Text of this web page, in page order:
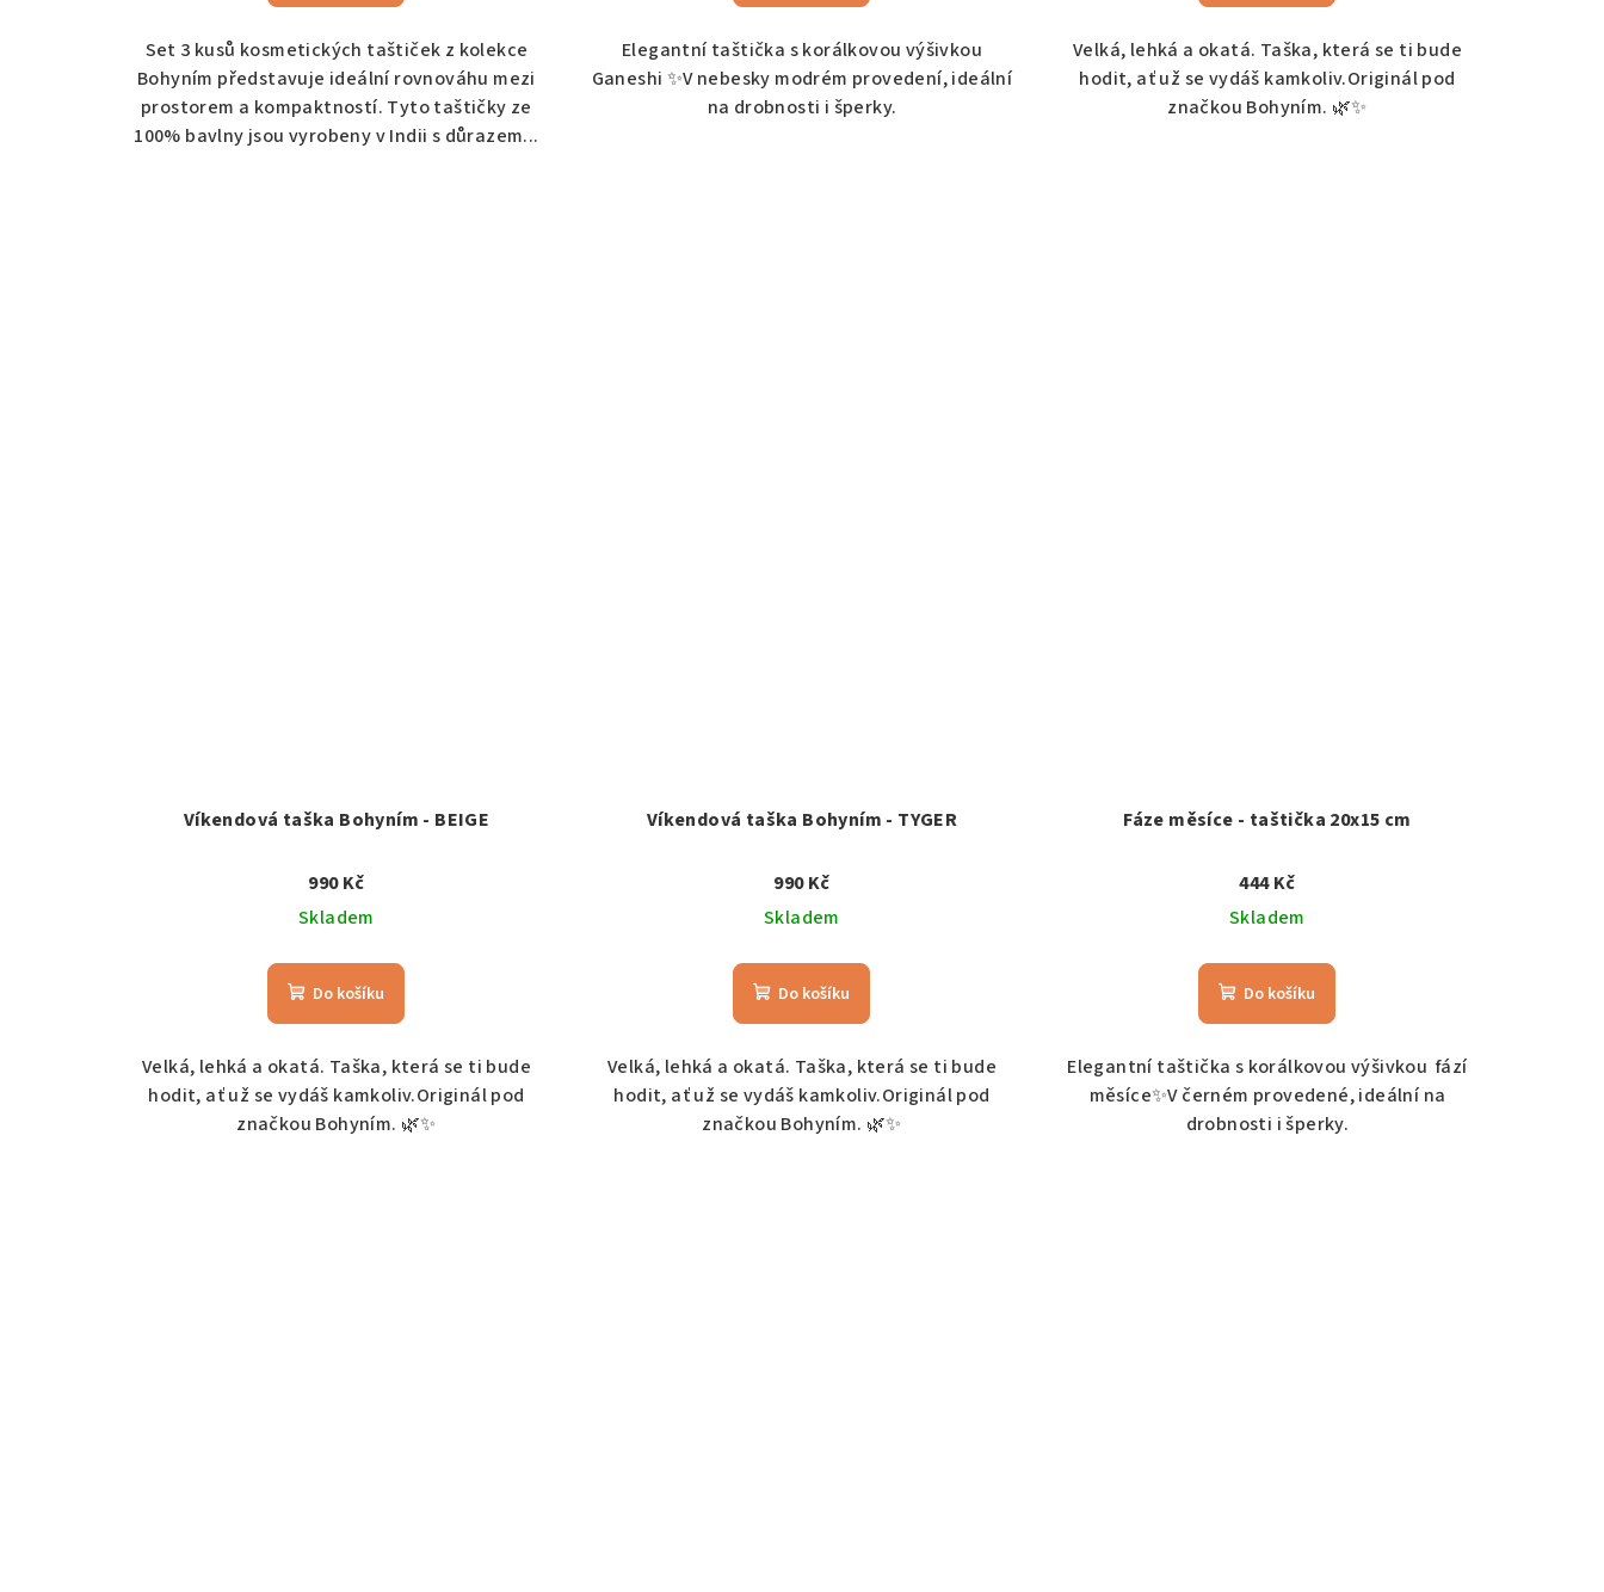
Set 3 kusů kosmetických taštiček z kolekce
Bohyním představuje ideální rovnováhu mezi
prostorem a kompaktností. Tyto taštičky ze
100% bavlny jsou vyrobeny v Indii s důrazem...
Elegantní taštička s korálkovou výšivkou
Ganeshi ✨V nebesky modrém provedení, ideální
na drobnosti i šperky.
Velká, lehká a okatá. Taška, která se ti bude
hodit, ať už se vydáš kamkoliv.Originál pod
značkou Bohyním. 🌿✨
Víkendová taška Bohyním - BEIGE
990 Kč
Skladem
Do košíku
Velká, lehká a okatá. Taška, která se ti bude
hodit, ať už se vydáš kamkoliv.Originál pod
značkou Bohyním. 🌿✨
Víkendová taška Bohyním - TYGER
990 Kč
Skladem
Do košíku
Velká, lehká a okatá. Taška, která se ti bude
hodit, ať už se vydáš kamkoliv.Originál pod
značkou Bohyním. 🌿✨
Fáze měsíce - taštička 20x15 cm
444 Kč
Skladem
Do košíku
Elegantní taštička s korálkovou výšivkou fází
měsíce✨V černém provedené, ideální na
drobnosti i šperky.